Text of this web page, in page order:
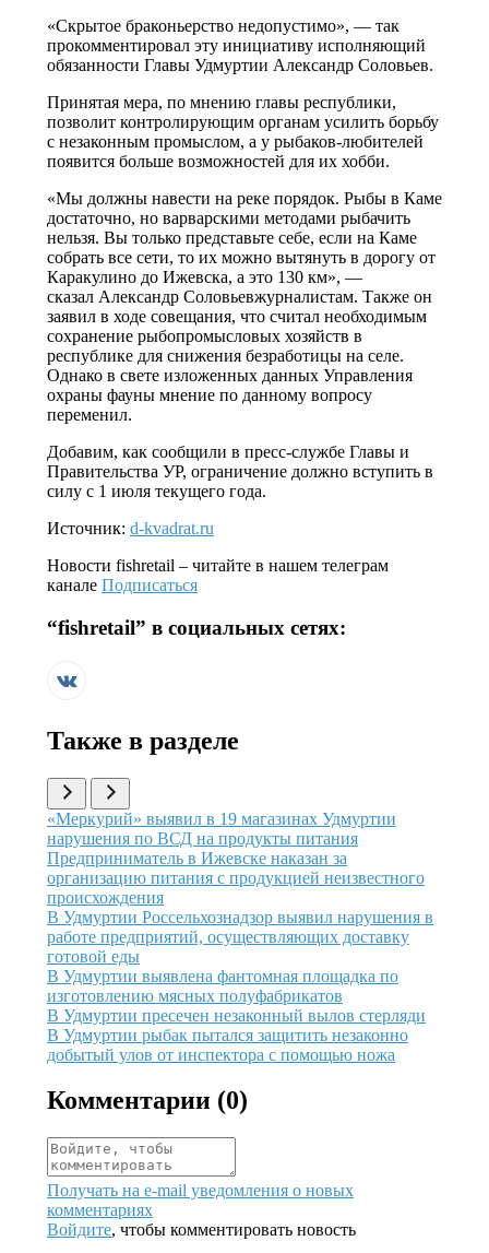
«Скрытое браконьерство недопустимо», — так
прокомментировал эту инициативу исполняющий
обязанности Главы Удмуртии Александр Соловьев.
Принятая мера, по мнению главы республики,
позволит контролирующим органам усилить борьбу
с незаконным промыслом, а у рыбаков-любителей
появится больше возможностей для их хобби.
«Мы должны навести на реке порядок. Рыбы в Каме
достаточно, но варварскими методами рыбачить
нельзя. Вы только представьте себе, если на Каме
собрать все сети, то их можно вытянуть в дорогу от
Каракулино до Ижевска, а это 130 км», —
сказал Александр Соловьевжурналистам. Также он
заявил в ходе совещания, что считал необходимым
сохранение рыбопромысловых хозяйств в
республике для снижения безработицы на селе.
Однако в свете изложенных данных Управления
охраны фауны мнение по данному вопросу
переменил.
Добавим, как сообщили в пресс-службе Главы и
Правительства УР, ограничение должно вступить в
силу с 1 июля текущего года.
Источник: d-kvadrat.ru
Новости fishretail – читайте в нашем телеграм
канале Подписаться
“fishretail” в социальных сетях:
Также в разделе
Иллюстрация новости
«Меркурий» выявил в 19 магазинах Удмуртии
нарушения по ВСД на продукты питания
Иллюстрация новости
Предприниматель в Ижевске наказан за
организацию питания с продукцией неизвестного
происхождения
Иллюстрация новости
В Удмуртии Россельхознадзор выявил нарушения в
работе предприятий, осуществляющих доставку
готовой еды
Иллюстрация новости
В Удмуртии выявлена фантомная площадка по
изготовлению мясных полуфабрикатов
Иллюстрация новости
В Удмуртии пресечен незаконный вылов стерляди
Иллюстрация новости
В Удмуртии рыбак пытался защитить незаконно
добытый улов от инспектора с помощью ножа
Комментарии (0)
Получать на e‑mail уведомления о новых
комментариях
Войдите, чтобы комментировать новость